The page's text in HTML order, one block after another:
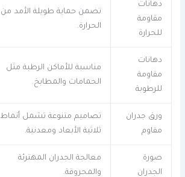
دهانات
مقاومة
للحرارة
تضمن حماية طويلة الأمد من
الحرارة.
دهانات
مقاومة
للرطوبة
مناسبة للأماكن الرطبة مثل
الحمامات والمطابخ.
ورق جدران
مقاوم
تصاميم متنوعة تشمل أنماط
ثلاثية الأبعاد ومعدنية.
صورة
الجدران
معالجة الجدران المهترئة
والمحروقة.